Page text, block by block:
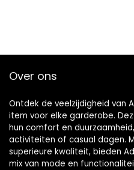
Over ons
Ontdek de veelzijdigheid van
item voor elke garderobe.
hun comfort en
activiteiten of casual dagen.
superieure kwaliteit, bieden
mix van mode en